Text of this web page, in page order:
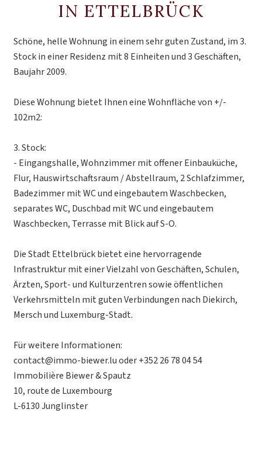
IN ETTELBRÜCK
Schöne, helle Wohnung in einem sehr guten Zustand, im 3.
Stock in einer Residenz mit 8 Einheiten und 3 Geschäften,
Baujahr 2009.
Diese Wohnung bietet Ihnen eine Wohnfläche von +/-
102m2:
3. Stock:
- Eingangshalle, Wohnzimmer mit offener Einbauküche,
Flur, Hauswirtschaftsraum / Abstellraum, 2 Schlafzimmer,
Badezimmer mit WC und eingebautem Waschbecken,
separates WC, Duschbad mit WC und eingebautem
Waschbecken, Terrasse mit Blick auf S-O.
Die Stadt Ettelbrück bietet eine hervorragende
Infrastruktur mit einer Vielzahl von Geschäften, Schulen,
Ärzten, Sport- und Kulturzentren sowie öffentlichen
Verkehrsmitteln mit guten Verbindungen nach Diekirch,
Mersch und Luxemburg-Stadt.
Für weitere Informationen:
contact@immo-biewer.lu oder +352 26 78 04 54
Immobilière Biewer & Spautz
10, route de Luxembourg
L-6130 Junglinster